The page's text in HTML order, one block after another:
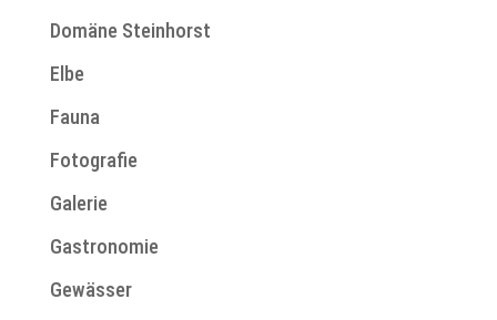
Domäne Steinhorst
Elbe
Fauna
Fotografie
Galerie
Gastronomie
Gewässer